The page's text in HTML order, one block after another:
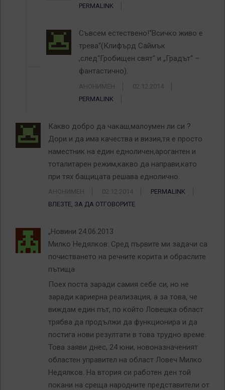
PERMALINK
Съвсем естествено!“Всичко живо е
трева“(Клифърд Саймък
,след“Гробищен свят“ и „Градът“ –
фантастично).
АНОНИМЕН
02.12.2014
PERMALINK
Какво добро да чакаш,малоумен ли си ?
Дори и да има качества и визия,тя е просто
наместник на един едноличен,арогантен и
тоталитарен режим,какво да направи,като
при тях бащицата решава еднолично.
АНОНИМЕН 02.12.2014
PERMALINK
ВЛЕЗТЕ, ЗА ДА ОТГОВОРИТЕ
„Новини 24.06.2013
Милко Недялков: Сред първите ми задачи са
почистването на речните корита и обраслите
пътища
Поех поста заради самия себе си, но не
заради кариерна реализация, а за това, че
виждам един път, по който Ловешка област
трябва да продължи да функционира и да
постига нови резултати в това трудно време.
Това заяви днес, 24 юни, новоназначеният
областен управител на област Ловеч Милко
Недялков. На втория си работен ден той
покани на среща народните представители от